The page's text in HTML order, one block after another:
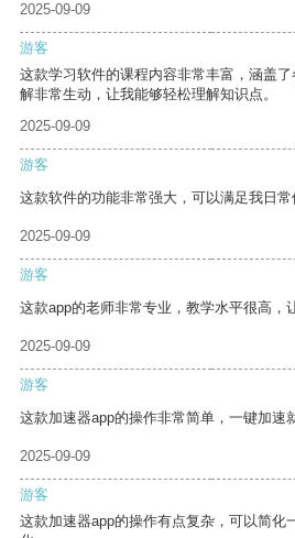
2025-09-09
游客
这款学习软件的课程内容非常丰富，涵盖
解非常生动，让我能够轻松理解知识点。
2025-09-09
游客
这款软件的功能非常强大，可以满足我日常
2025-09-09
游客
这款app的老师非常专业，教学水平很高，
2025-09-09
游客
这款加速器app的操作非常简单，一键加速
2025-09-09
游客
这款加速器app的操作有点复杂，可以简化